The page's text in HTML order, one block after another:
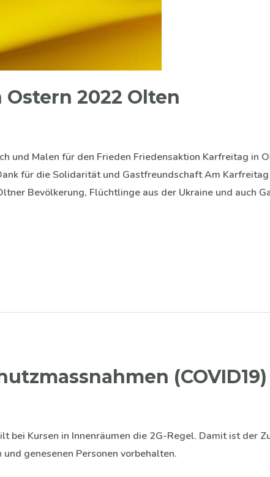
2022 Olten
und Malen für den Frieden Friedensaktion Karfreitag in
für die Solidarität und Gastfreundschaft Am
Bevölkerung, Flüchtlinge aus der Ukraine und auch
(COVID19)
bei Kursen in Innenräumen die 2G-Regel. Damit ist der
genesenen Personen vorbehalten.